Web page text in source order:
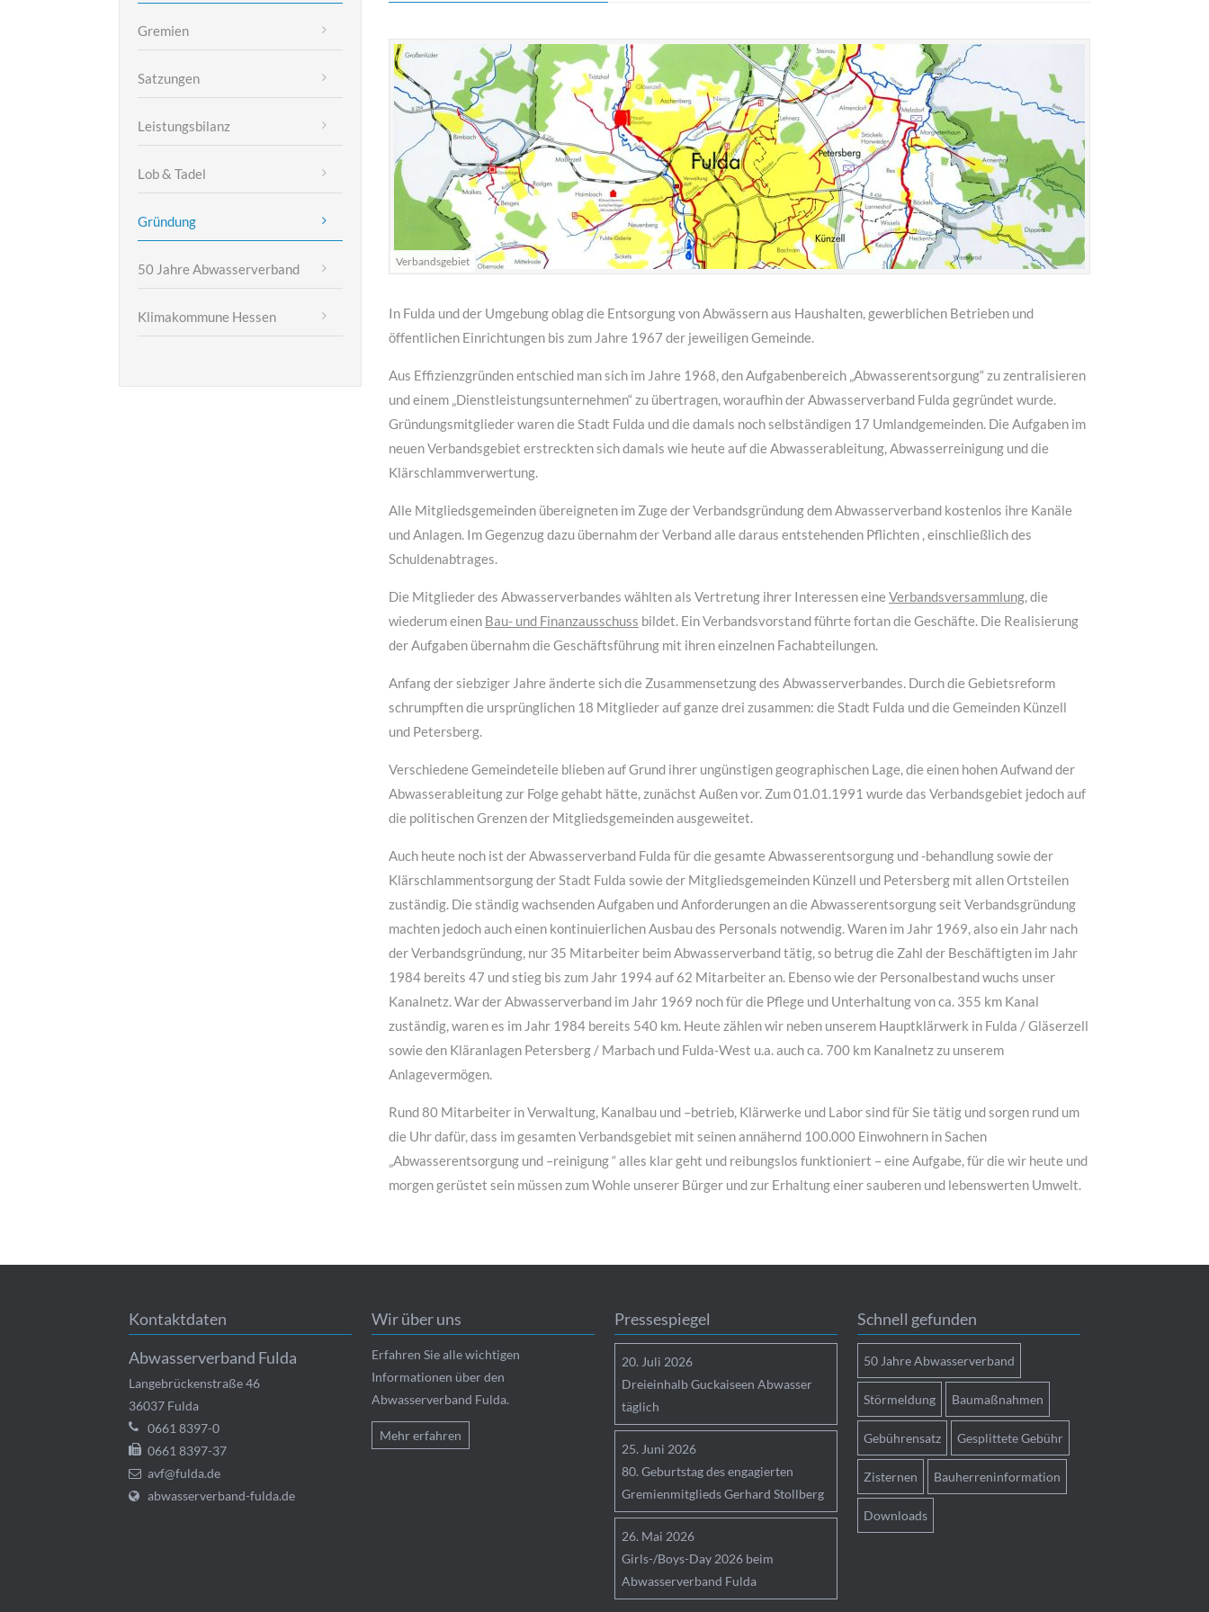
Verbandsgebiet
In Fulda und der Umgebung oblag die Entsorgung von Abwässern aus Haushalten, gewerblichen Betrieben und
öffentlichen Einrichtungen bis zum Jahre 1967 der jeweiligen Gemeinde.
Aus Effizienzgründen entschied man sich im Jahre 1968, den Aufgabenbereich „Abwasserentsorgung“ zu zentralisieren
und einem „Dienstleistungsunternehmen“ zu übertragen, woraufhin der Abwasserverband Fulda gegründet wurde.
Gründungsmitglieder waren die Stadt Fulda und die damals noch selbständigen 17 Umlandgemeinden. Die Aufgaben im
neuen Verbandsgebiet erstreckten sich damals wie heute auf die Abwasserableitung, Abwasserreinigung und die
Klärschlammverwertung.
Alle Mitgliedsgemeinden übereigneten im Zuge der Verbandsgründung dem Abwasserverband kostenlos ihre Kanäle
und Anlagen. Im Gegenzug dazu übernahm der Verband alle daraus entstehenden Pflichten , einschließlich des
Schuldenabtrages.
Die Mitglieder des Abwasserverbandes wählten als Vertretung ihrer Interessen eineVerbandsversammlung, die
wiederum einen Bau- und Finanzausschuss bildet. Ein Verbandsvorstand führte fortan die Geschäfte. Die Realisierung
der Aufgaben übernahm die Geschäftsführung mit ihren einzelnen Fachabteilungen.
Anfang der siebziger Jahre änderte sich die Zusammensetzung des Abwasserverbandes. Durch die Gebietsreform
schrumpften die ursprünglichen 18 Mitglieder auf ganze drei zusammen: die Stadt Fulda und die Gemeinden Künzell
und Petersberg.
Verschiedene Gemeindeteile blieben auf Grund ihrer ungünstigen geographischen Lage, die einen hohen Aufwand der
Abwasserableitung zur Folge gehabt hätte, zunächst Außen vor. Zum 01.01.1991 wurde das Verbandsgebiet jedoch auf
die politischen Grenzen der Mitgliedsgemeinden ausgeweitet.
Auch heute noch ist der Abwasserverband Fulda für die gesamte Abwasserentsorgung und -behandlung sowie der
Klärschlammentsorgung der Stadt Fulda sowie der Mitgliedsgemeinden Künzell und Petersberg mit allen Ortsteilen
zuständig. Die ständig wachsenden Aufgaben und Anforderungen an die Abwasserentsorgung seit Verbandsgründung
machten jedoch auch einen kontinuierlichen Ausbau des Personals notwendig. Waren im Jahr 1969, also ein Jahr nach
der Verbandsgründung, nur 35 Mitarbeiter beim Abwasserverband tätig, so betrug die Zahl der Beschäftigten im Jahr
1984 bereits 47 und stieg bis zum Jahr 1994 auf 62 Mitarbeiter an. Ebenso wie der Personalbestand wuchs unser
Kanalnetz. War der Abwasserverband im Jahr 1969 noch für die Pflege und Unterhaltung von ca. 355 km Kanal
zuständig, waren es im Jahr 1984 bereits 540 km. Heute zählen wir neben unserem Hauptklärwerk in Fulda / Gläserzell
sowie den Kläranlagen Petersberg / Marbach und Fulda-West u.a. auch ca. 700 km Kanalnetz zu unserem
Anlagevermögen.
Rund 80 Mitarbeiter in Verwaltung, Kanalbau und –betrieb, Klärwerke und Labor sind für Sie tätig und sorgen rund um
die Uhr dafür, dass im gesamten Verbandsgebiet mit seinen annähernd 100.000 Einwohnern in Sachen
„Abwasserentsorgung und –reinigung “ alles klar geht und reibungslos funktioniert – eine Aufgabe, für die wir heute und
morgen gerüstet sein müssen zum Wohle unserer Bürger und zur Erhaltung einer sauberen und lebenswerten Umwelt.
Gremien
Satzungen
Leistungsbilanz
Lob & Tadel
Gründung
50 Jahre Abwasserverband
Klimakommune Hessen
Kontaktdaten
Abwasserverband Fulda
Langebrückenstraße 46
36037 Fulda
0661 8397-0
0661 8397-37
avf@fulda.de
abwasserverband-fulda.de
Wir über uns
Erfahren Sie alle wichtigen
Informationen über den
Abwasserverband Fulda.
Mehr erfahren
Pressespiegel
20. Juli 2026
Dreieinhalb Guckaiseen Abwasser
täglich
25. Juni 2026
80. Geburtstag des engagierten
Gremienmitglieds Gerhard Stollberg
26. Mai 2026
Girls-/Boys-Day 2026 beim
Abwasserverband Fulda
Schnell gefunden
50 Jahre Abwasserverband
Störmeldung Baumaßnahmen
Gebührensatz Gesplittete Gebühr
Zisternen Bauherreninformation
Downloads
MEHR INFOS MEHR INFOS